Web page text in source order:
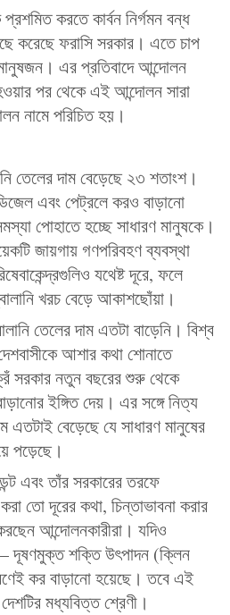
করতে কার্বন নির্গমন বন্ধ
করেছে ফরাসি সরকার। এতে চাপ
এর প্রতিবাদে আন্দোলন
পর থেকে এই আন্দোলন সারা
নামে পরিচিত হয়।
তেলের দাম বেড়েছে ২৩ শতাংশ।
এবং পেট্রলে করও বাড়ানো
পোহাতে হচ্ছে সাধারণ মানুষকে।
জায়গায় গণপরিবহণ ব্যবস্থা
যথেষ্ট দূরে, ফলে
খরচ বেড়ে আকাশছোঁয়া।
তেলের দাম এতটা বাড়েনি। বিশ্ব
আশার কথা শোনাতে
সরকার নতুন বছরের শুরু থেকে
ইঙ্গিত দেয়। এর সঙ্গে নিত্য
এতটাই বেড়েছে যে সাধারণ মানুষের
পড়েছে।
এবং তাঁর সরকারের তরফে
তো দূরের কথা, চিন্তাভাবনা করার
আন্দোলনকারীরা। যদিও
– দূষণমুক্ত শক্তি উৎপাদন (ক্লিন
কর বাড়ানো হয়েছে। তবে এই
মধ্যবিত্ত শ্রেণী।